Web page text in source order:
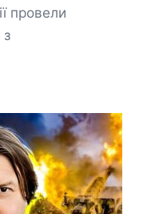
провели